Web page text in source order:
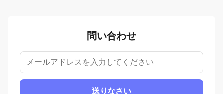
問い合わせ
送りなさい